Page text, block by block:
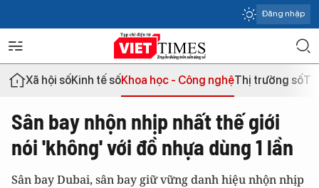
Đăng nhập
Xã hội sốKinh tế sốKhoa học - Công nghệThị trường số
Sân bay nhộn nhịp nhất thế giới
nói 'không' với đồ nhựa dùng 1 lần
Sân bay Dubai, sân bay giữ vững danh hiệu nhộn nhịp